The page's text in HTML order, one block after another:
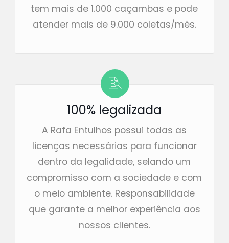
tem mais de 1.000 caçambas e pode
atender mais de 9.000 coletas/mês.
100% legalizada
A Rafa Entulhos possui todas as
licenças necessárias para funcionar
dentro da legalidade, selando um
compromisso com a sociedade e com
o meio ambiente. Responsabilidade
que garante a melhor experiência aos
nossos clientes.